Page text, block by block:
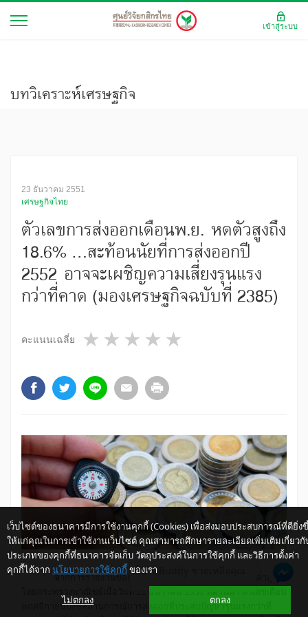
บทวิเคราะห์เศรษฐกิจ
23 ธันวาคม 2551
เศรษฐกิจไทย
ตัวเลขการส่งออกเดือนพ.ย. หดตัวสูงถึง
18.6% ...สะท้อนนัยที่การส่งออกปี
2552 อาจจะเผชิญความเสี่ยงรุนแรง
กว่าที่คาด (มองเศรษฐกิจฉบับที่ 2385)
คะแนนเฉลี่ย 4 stars
3 stars
2 stars
1 star
จากการรายงานข้อมูลการค้าระหว่างประเทศของไทยล่าสุด
พฤศจิกายนบ่งชี้สถานการณ์การส่งออกที่ประสบปัญหารุนแรงกว่าที่
เว็บไซต์ของธนาคารมีการใช้งานคุกกี้ (Cookies) เพื่อส่งมอบประสบการณ์ที่ดียิ่ง
ให้แก่คุณในการเข้าใช้งานเว็บไซต์ คุณสามารถศึกษารายละเอียดเพิ่มเติมเกี่ยวกั
ประเภทของคุกกี้ที่ธนาคารจัดเก็บ วัตถุประสงค์ในการใช้คุกกี้ และวิธีการตั้งค่า
คุกกี้ได้จาก นโยบายการใช้คุกกี้ ของเรา
ไม่ตกลง ตกลง
เข้าสู่ระบบ
ให้ K-Buddy ช่วยเหลือคุณ